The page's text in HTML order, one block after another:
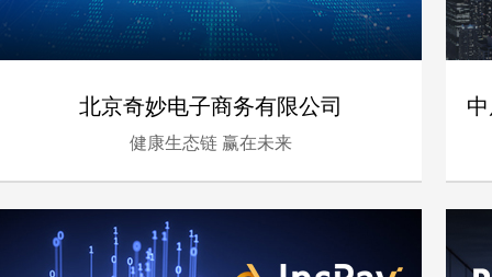
北京奇妙电子商务有限公司
健康生态链 赢在未来